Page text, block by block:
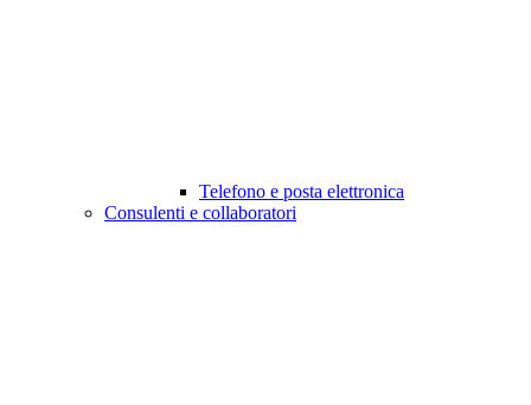
Telefono e posta elettronica
Consulenti e collaboratori